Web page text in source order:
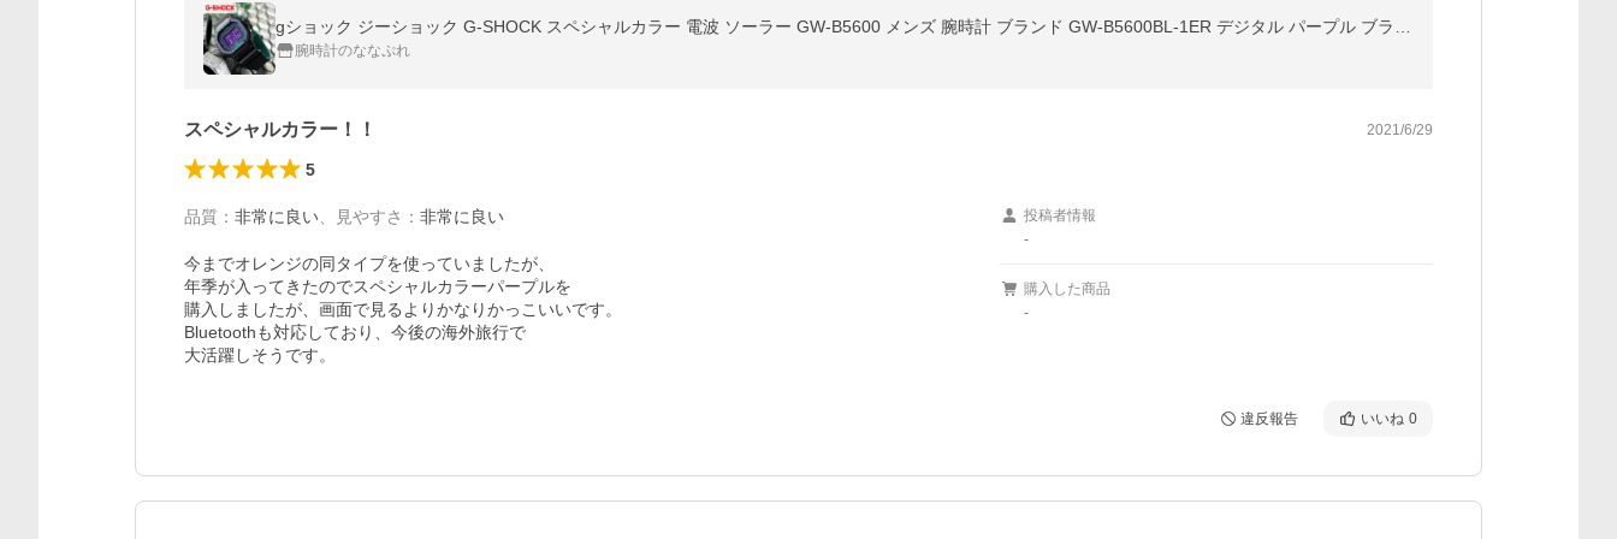
腕時計のななぷれ
スペシャルカラー！！ 2021/6/29
5
品質 ： 非常に良い 見やすさ ： 非常に良い
今までオレンジの同タイプを使っていましたが、
年季が入ってきたのでスペシャルカラーパープルを
購入しましたが、画面で見るよりかなりかっこいいです。
Bluetoothも対応しており、今後の海外旅行で
大活躍しそうです。
投稿者情報
-
購入した商品
-
違反報告 いいね 0